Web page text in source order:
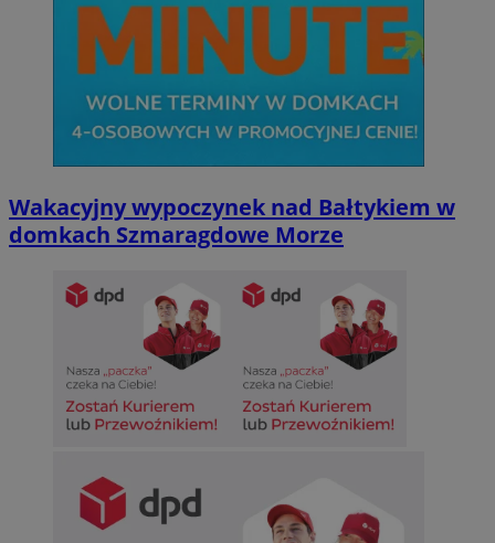
Wakacyjny wypoczynek nad Bałtykiem w
domkach Szmaragdowe Morze